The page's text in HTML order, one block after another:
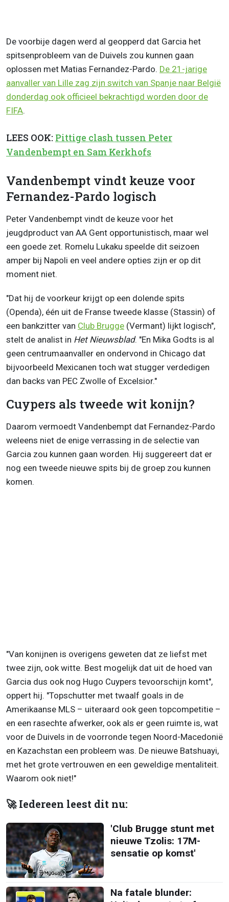
De voorbije dagen werd al geopperd dat Garcia het
spitsenprobleem van de Duivels zou kunnen gaan
oplossen met Matias Fernandez-Pardo. De 21-jarige
aanvaller van Lille zag zijn switch van Spanje naar België
donderdag ook officieel bekrachtigd worden door de
FIFA.
LEES OOK: Pittige clash tussen Peter
Vandenbempt en Sam Kerkhofs
Vandenbempt vindt keuze voor
Fernandez-Pardo logisch
Peter Vandenbempt vindt de keuze voor het
jeugdproduct van AA Gent opportunistisch, maar wel
een goede zet. Romelu Lukaku speelde dit seizoen
amper bij Napoli en veel andere opties zijn er op dit
moment niet.
"Dat hij de voorkeur krijgt op een dolende spits
(Openda), één uit de Franse tweede klasse (Stassin) of
een bankzitter van Club Brugge (Vermant) lijkt logisch",
stelt de analist in Het Nieuwsblad. "En Mika Godts is al
geen centrumaanvaller en ondervond in Chicago dat
bijvoorbeeld Mexicanen toch wat stugger verdedigen
dan backs van PEC Zwolle of Excelsior."
Cuypers als tweede wit konijn?
Daarom vermoedt Vandenbempt dat Fernandez-Pardo
weleens niet de enige verrassing in de selectie van
Garcia zou kunnen gaan worden. Hij suggereert dat er
nog een tweede nieuwe spits bij de groep zou kunnen
komen.
"Van konijnen is overigens geweten dat ze liefst met
twee zijn, ook witte. Best mogelijk dat uit de hoed van
Garcia dus ook nog Hugo Cuypers tevoorschijn komt",
oppert hij. "Topschutter met twaalf goals in de
Amerikaanse MLS – uiteraard ook geen topcompetitie –
en een rasechte afwerker, ook als er geen ruimte is, wat
voor de Duivels in de voorronde tegen Noord-Macedonië
en Kazachstan een probleem was. De nieuwe Batshuayi,
met het grote vertrouwen en een geweldige mentaliteit.
Waarom ook niet!"
🚀 Iedereen leest dit nu:
'Club Brugge stunt met
nieuwe Tzolis: 17M-
sensatie op komst'
Na fatale blunder: